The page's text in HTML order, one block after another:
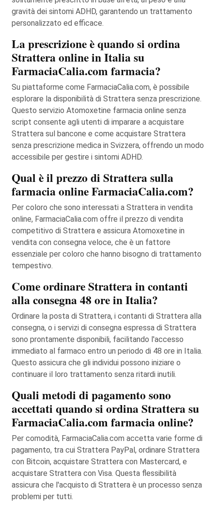
gravità dei sintomi ADHD, garantendo un trattamento
personalizzato ed efficace.
La prescrizione è quando si ordina
Strattera online in Italia su
FarmaciaCalia.com farmacia?
Su piattaforme come FarmaciaCalia.com, è possibile
esplorare la disponibilità di Strattera senza prescrizione.
Questo servizio Atomoxetine farmacia online senza
script consente agli utenti di imparare a acquistare
Strattera sul bancone e come acquistare Strattera
senza prescrizione medica in Svizzera, offrendo un modo
accessibile per gestire i sintomi ADHD.
Qual è il prezzo di Strattera sulla
farmacia online FarmaciaCalia.com?
Per coloro che sono interessati a Strattera in vendita
online, FarmaciaCalia.com offre il prezzo di vendita
competitivo di Strattera e assicura Atomoxetine in
vendita con consegna veloce, che è un fattore
essenziale per coloro che hanno bisogno di trattamento
tempestivo.
Come ordinare Strattera in contanti
alla consegna 48 ore in Italia?
Ordinare la posta di Strattera, i contanti di Strattera alla
consegna, o i servizi di consegna espressa di Strattera
sono prontamente disponibili, facilitando l'accesso
immediato al farmaco entro un periodo di 48 ore in Italia.
Questo assicura che gli individui possono iniziare o
continuare il loro trattamento senza ritardi inutili.
Quali metodi di pagamento sono
accettati quando si ordina Strattera su
FarmaciaCalia.com farmacia online?
Per comodità, FarmaciaCalia.com accetta varie forme di
pagamento, tra cui Strattera PayPal, ordinare Strattera
con Bitcoin, acquistare Strattera con Mastercard, e
acquistare Strattera con Visa. Questa flessibilità
assicura che l'acquisto di Strattera è un processo senza
problemi per tutti.